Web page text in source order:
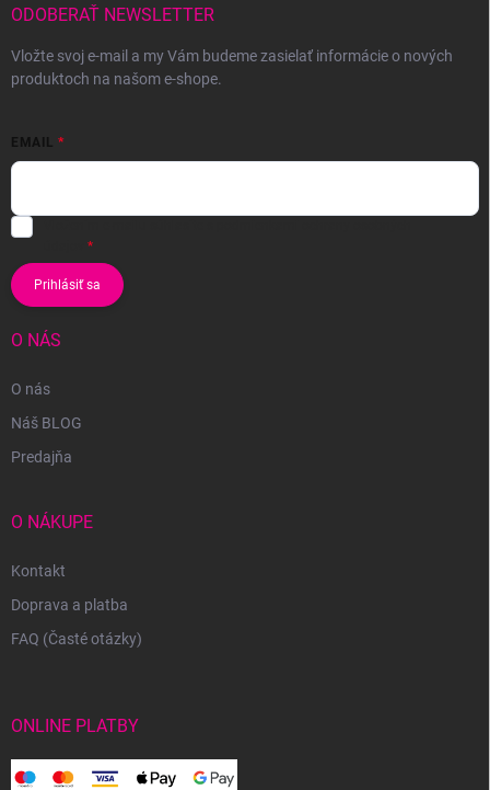
ODOBERAŤ NEWSLETTER
Vložte svoj e-mail a my Vám budeme zasielať informácie o nových
produktoch na našom e-shope.
EMAIL
Prihlásiť sa
O NÁS
O nás
Náš BLOG
Predajňa
O NÁKUPE
Kontakt
Doprava a platba
FAQ (Časté otázky)
ONLINE PLATBY